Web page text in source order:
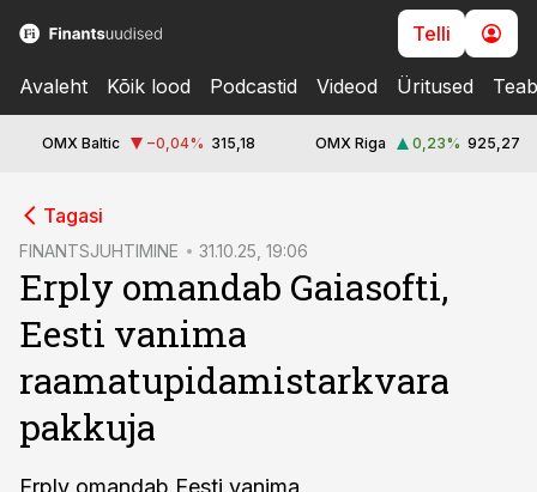
Telli
Avaleht Kõik lood Podcastid Videod Üritused
OMX Baltic −0,04% 315,18 OMX Riga 0,23% 925,27
Tagasi
FINANTSJUHTIMINE 31.10.25, 19:06
Erply omandab Gaiasofti,
Eesti vanima
raamatupidamistarkvara
pakkuja
Erply omandab Eesti vanima